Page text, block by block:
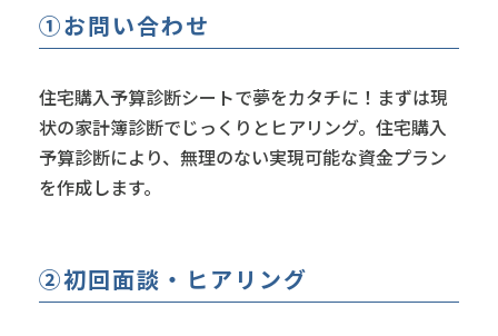
①お問い合わせ
住宅購入予算診断シートで夢をカタチに！まずは現
状の家計簿診断でじっくりとヒアリング。住宅購入
予算診断により、無理のない実現可能な資金プラン
を作成します。
②初回面談・ヒアリング